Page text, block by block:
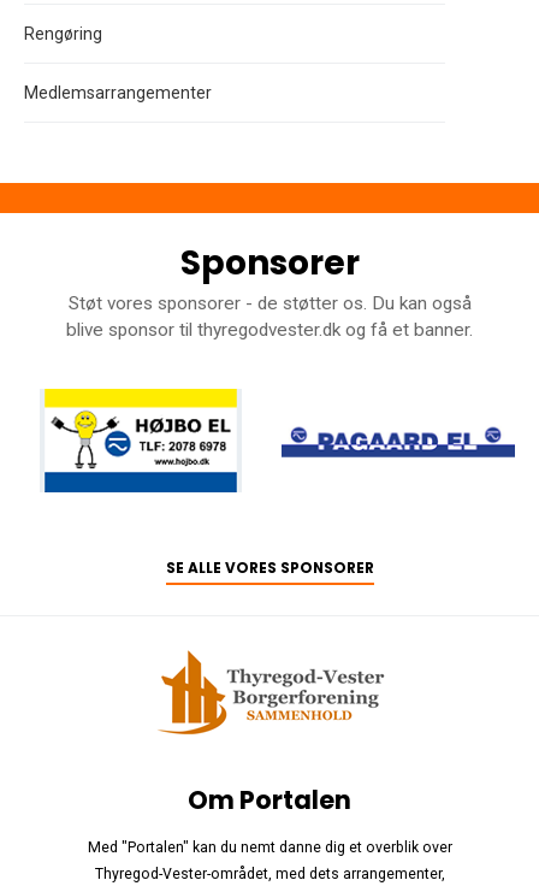
Rengøring
Medlemsarrangementer
Sponsorer
Støt vores sponsorer - de støtter os. Du kan også
blive sponsor til thyregodvester.dk og få et banner.
SE ALLE VORES SPONSORER
Om Portalen
Med "Portalen" kan du nemt danne dig et overblik over
Thyregod-Vester-området, med dets arrangementer,